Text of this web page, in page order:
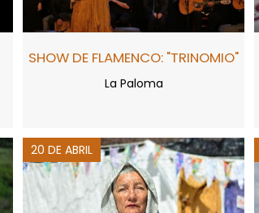
SHOW DE FLAMENCO: "TRINOMIO"
La Paloma
20 DE ABRIL